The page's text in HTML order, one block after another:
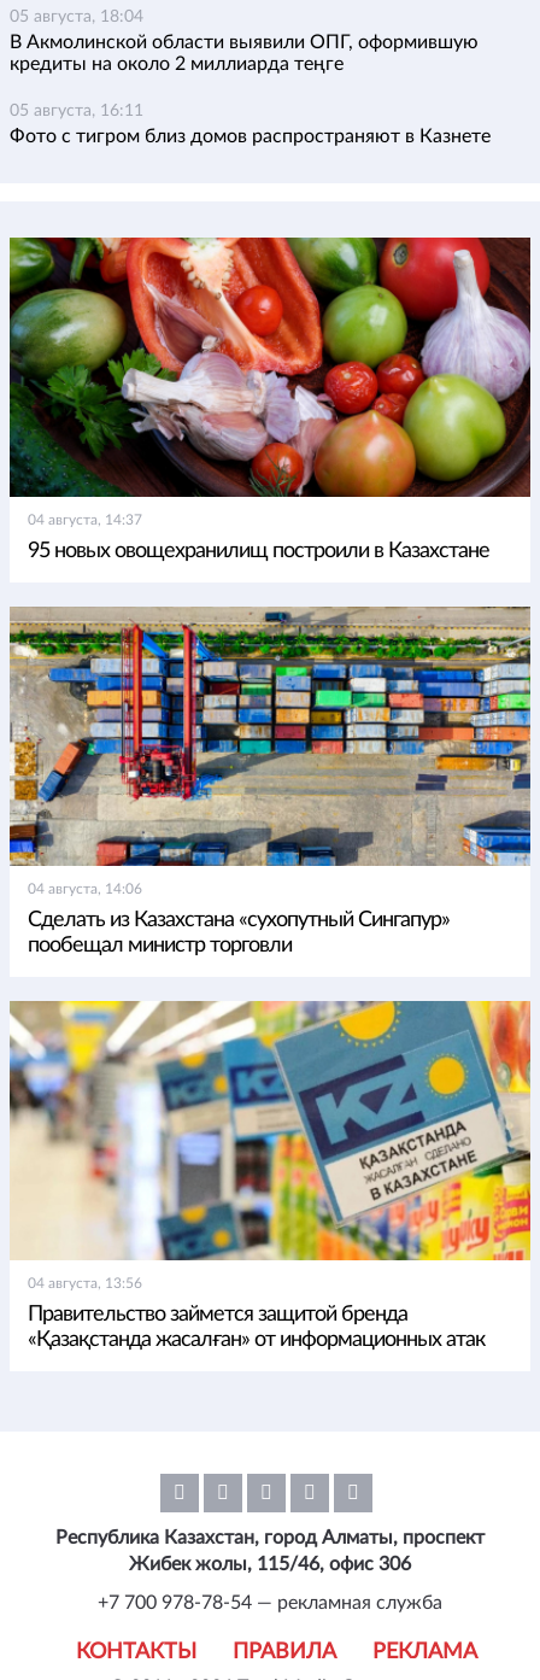
05 августа, 18:04
В Акмолинской области выявили ОПГ, оформившую
кредиты на около 2 миллиарда теңге
05 августа, 16:11
Фото с тигром близ домов распространяют в Казнете
04 августа, 14:37
95 новых овощехранилищ построили в Казахстане
04 августа, 14:06
Сделать из Казахстана «сухопутный Сингапур»
пообещал министр торговли
04 августа, 13:56
Правительство займется защитой бренда
«Қазақстанда жасалған» от информационных атак
КОНТАКТЫ ПРАВИЛА РЕКЛАМА
Республика Казахстан, город Алматы, проспект
Жибек жолы, 115/46, офис 306
+7 700 978-78-54 — рекламная служба